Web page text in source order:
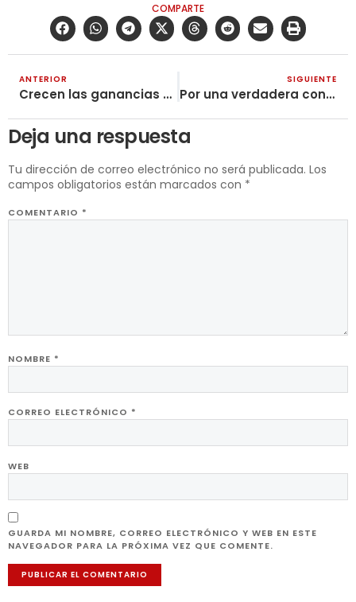
COMPARTE
ANTERIOR
Crecen las ganancias de los ricos al igual que el hambre de los pueblos ¡No más capitalismo!
SIGUIENTE
Por una verdadera conectividad digital en educación: ¡la lucha continúa!
Deja una respuesta
Tu dirección de correo electrónico no será publicada. Los
campos obligatorios están marcados con *
COMENTARIO *
NOMBRE *
CORREO ELECTRÓNICO *
WEB
GUARDA MI NOMBRE, CORREO ELECTRÓNICO Y WEB EN ESTE
NAVEGADOR PARA LA PRÓXIMA VEZ QUE COMENTE.